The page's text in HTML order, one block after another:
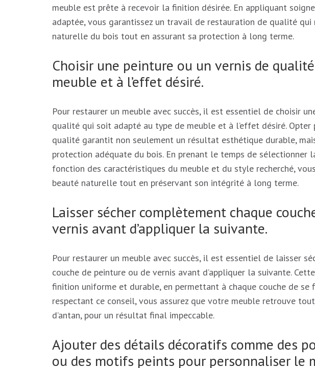
meuble est prête à recevoir la finition désirée. En appliquant
adaptée, vous garantissez un travail de restauration de qualité
naturelle du bois tout en assurant sa protection à long terme.
Choisir une peinture ou un vernis de
meuble et à l’effet désiré.
Pour restaurer un meuble avec succès, il est essentiel de choisir
qualité qui soit adapté au type de meuble et à l’effet désiré. Opter
qualité garantit non seulement un résultat esthétique durable,
protection adéquate du bois. En prenant le temps de sélectionner
fonction des caractéristiques du meuble et du style recherché,
beauté naturelle tout en préservant son intégrité à long terme.
Laisser sécher complètement chaque
vernis avant d’appliquer la suivante.
Pour restaurer un meuble avec succès, il est essentiel de laisser
couche de peinture ou de vernis avant d’appliquer la suivante.
finition uniforme et durable, en permettant à chaque couche de se
respectant ce conseil, vous assurez que votre meuble retrouve
d’antan, pour un résultat final impeccable.
Ajouter des détails décoratifs comme des
ou des motifs peints pour personnaliser le